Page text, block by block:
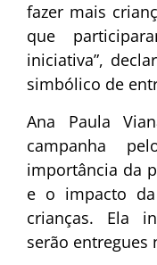
fazer mais
que
iniciativa”,
simbólico de
Ana Paula
campanha
importância da
e o impacto
crianças. Ela
serão entregues